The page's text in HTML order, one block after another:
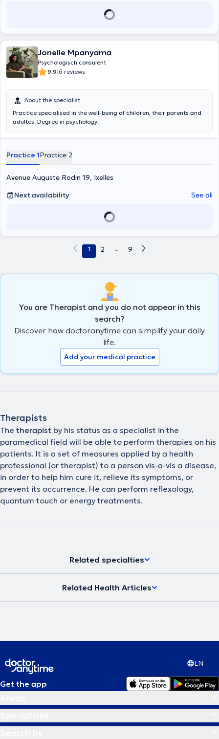
Jonelle Mpanyama
Psychologisch consulent
9.9|6 reviews
About the specialist
Practice specialised in the well-being of children, their parents and
adultes. Degree in psychology.
Practice 1Practice 2
Avenue Auguste Rodin 19, Ixelles
Next availability
See all
1 2 ... 9
You are Therapist and you do not appear in this
search?
Discover how doctoranytime can simplify your daily
life.
Add your medical practice
Therapists
The therapist by his status as a specialist in the
paramedical field will be able to perform therapies on his
patients. It is a set of measures applied by a health
professional (or therapist) to a person vis-a-vis a disease,
in order to help him cure it, relieve its symptoms, or
prevent its occurrence. He can perform reflexology,
quantum touch or energy treatments.
Related specialties
Related Health Articles
EN
Get the app